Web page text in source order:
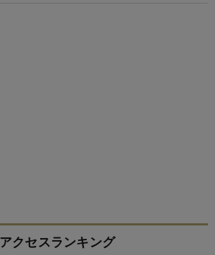
アクセスランキング